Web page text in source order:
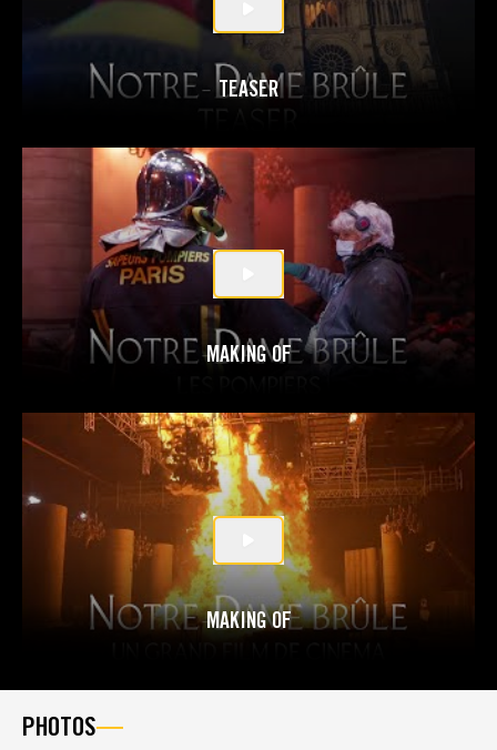
TEASER
MAKING OF
MAKING OF
PHOTOS